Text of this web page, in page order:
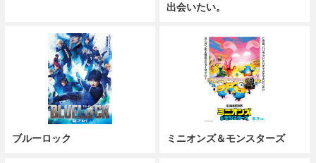
出会いたい。
ブルーロック ミニオンズ＆モンスターズ